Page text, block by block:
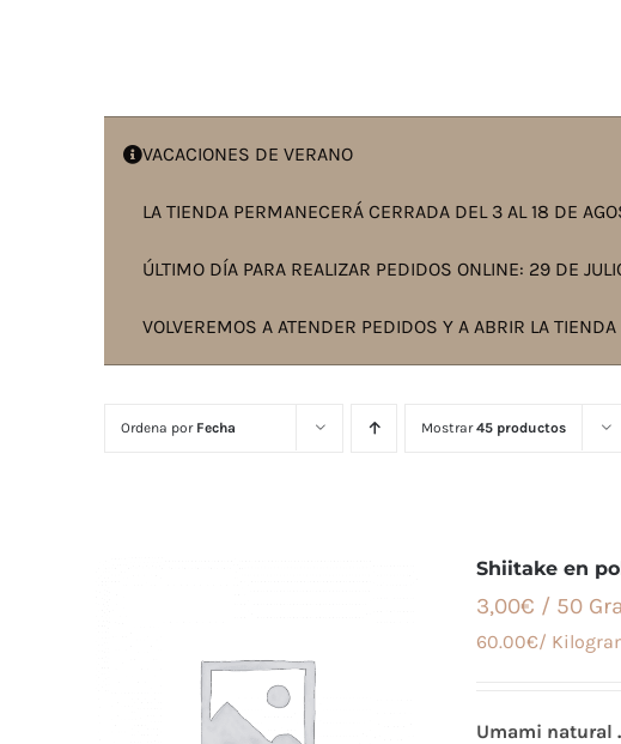
VACACIONES DE VERANO
LA TIENDA PERMANECERÁ CERRADA DEL 3 AL 18 DE
ÚLTIMO DÍA PARA REALIZAR PEDIDOS ONLINE: 29 DE
VOLVEREMOS A ATENDER PEDIDOS Y A ABRIR LA TIENDA
Ordena por Fecha Mostrar45 productos
Shiitake en
3,00€ / 50
60.00€/
Umami natural